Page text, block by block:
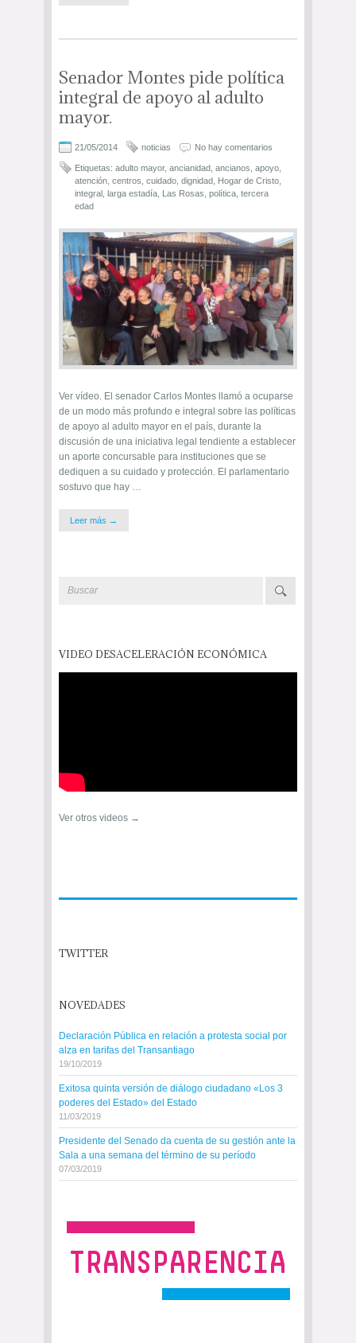
Senador Montes pide política
integral de apoyo al adulto
mayor.
21/05/2014 noticias No hay comentarios
Etiquetas: adulto mayor, ancianidad ancianos apoyo
atención centros cuidado dignidad Hogar de Cristo
integral larga estadía Las Rosas política tercera
edad
Ver vídeo. El senador Carlos Montes llamó a ocuparse
de un modo más profundo e integral sobre las políticas
de apoyo al adulto mayor en el país, durante la
discusión de una iniciativa legal tendiente a establecer
un aporte concursable para instituciones que se
dediquen a su cuidado y protección. El parlamentario
sostuvo que hay …
Leer más →
VIDEO DESACELERACIÓN ECONÓMICA
Ver otros videos →
TWITTER
NOVEDADES
Declaración Pública en relación a protesta social por
alza en tarifas del Transantiago
19/10/2019
Exitosa quinta versión de diálogo ciudadano «Los 3
poderes del Estado» del Estado
11/03/2019
Presidente del Senado da cuenta de su gestión ante la
Sala a una semana del término de su período
07/03/2019